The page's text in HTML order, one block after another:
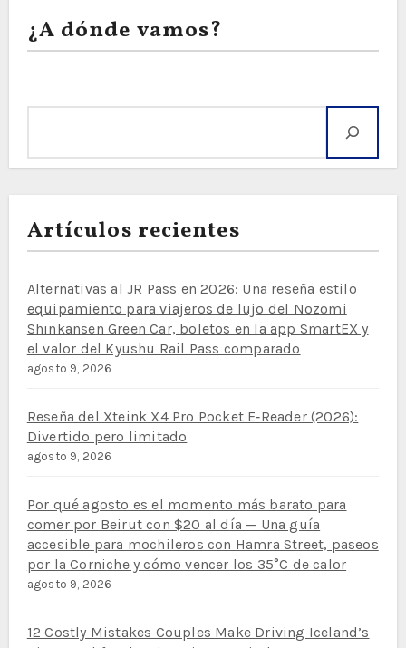
¿A dónde vamos?
Artículos recientes
Alternativas al JR Pass en 2026: Una reseña estilo
equipamiento para viajeros de lujo del Nozomi
Shinkansen Green Car, boletos en la app SmartEX y
el valor del Kyushu Rail Pass comparado
agosto 9, 2026
Reseña del Xteink X4 Pro Pocket E‑Reader (2026):
Divertido pero limitado
agosto 9, 2026
Por qué agosto es el momento más barato para
comer por Beirut con $20 al día — Una guía
accesible para mochileros con Hamra Street, paseos
por la Corniche y cómo vencer los 35°C de calor
agosto 9, 2026
12 Costly Mistakes Couples Make Driving Iceland’s